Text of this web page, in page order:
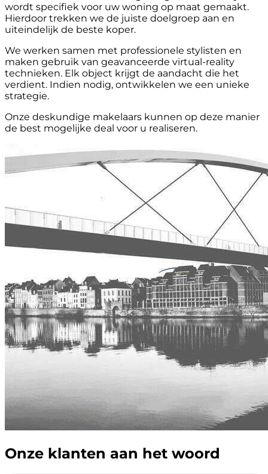
wordt specifiek voor uw woning op maat gemaakt.
Hierdoor trekken we de juiste doelgroep aan en
uiteindelijk de beste koper.
We werken samen met professionele stylisten en
maken gebruik van geavanceerde virtual-reality
technieken. Elk object krijgt de aandacht die het
verdient. Indien nodig, ontwikkelen we een unieke
strategie.
Onze deskundige makelaars kunnen op deze manier
de best mogelijke deal voor u realiseren.
Onze klanten aan het woord